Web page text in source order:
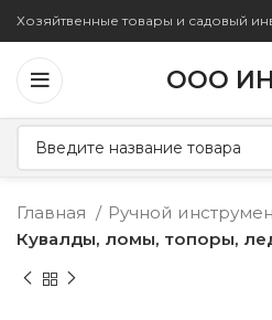
Хозяйтвенные товары и садовый
ООО
Главная
Ручной
Кувалды, ломы, топоры,